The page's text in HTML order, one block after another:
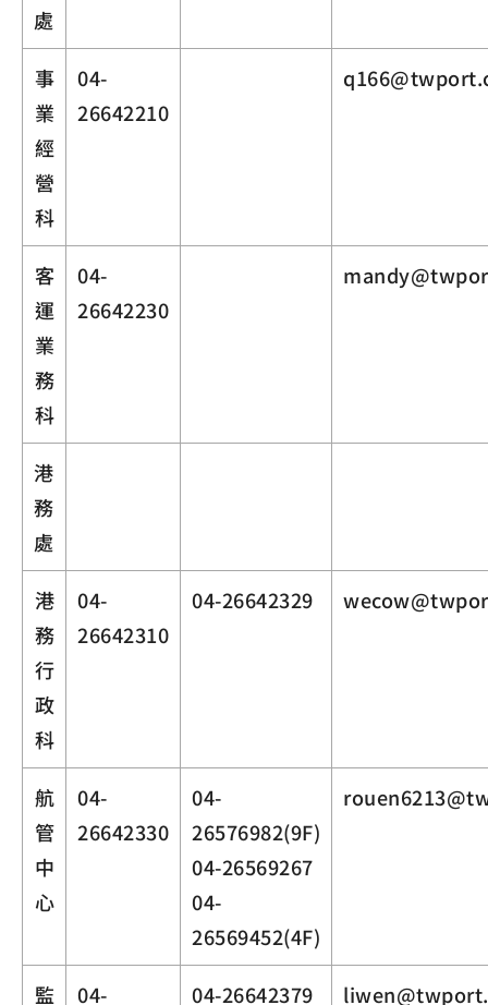
處
事
業
經
營
科
04-
26642210
客
運
業
務
科
04-
26642230
港
務
處
港
務
行
政
科
04-
26642310
04-26642329
航
管
中
心
04-
26642330
04-
26576982(9F)
04-26569267
04-
26569452(4F)
監 04- 04-26642379